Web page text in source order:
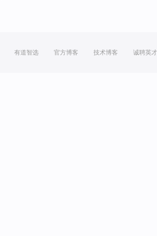
有道智选 官方博客 技术博客 诚聘英才